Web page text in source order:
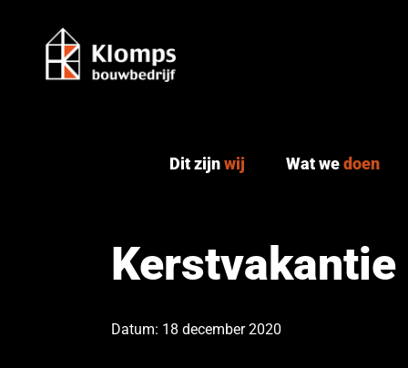
Dit zijnwij Wat wedoen
Kerstvakantie
Datum: 18 december 2020